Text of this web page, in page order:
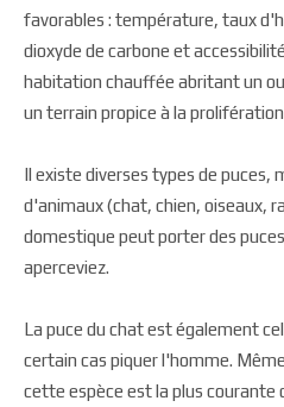
favorables : température, taux
dioxyde de carbone et
habitation chauffée abritant un
un terrain propice à la
Il existe diverses types de puces,
d'animaux (chat, chien, oiseaux,
domestique peut porter des
aperceviez.
La puce du chat est également
certain cas piquer l'homme.
cette espèce est la plus courante